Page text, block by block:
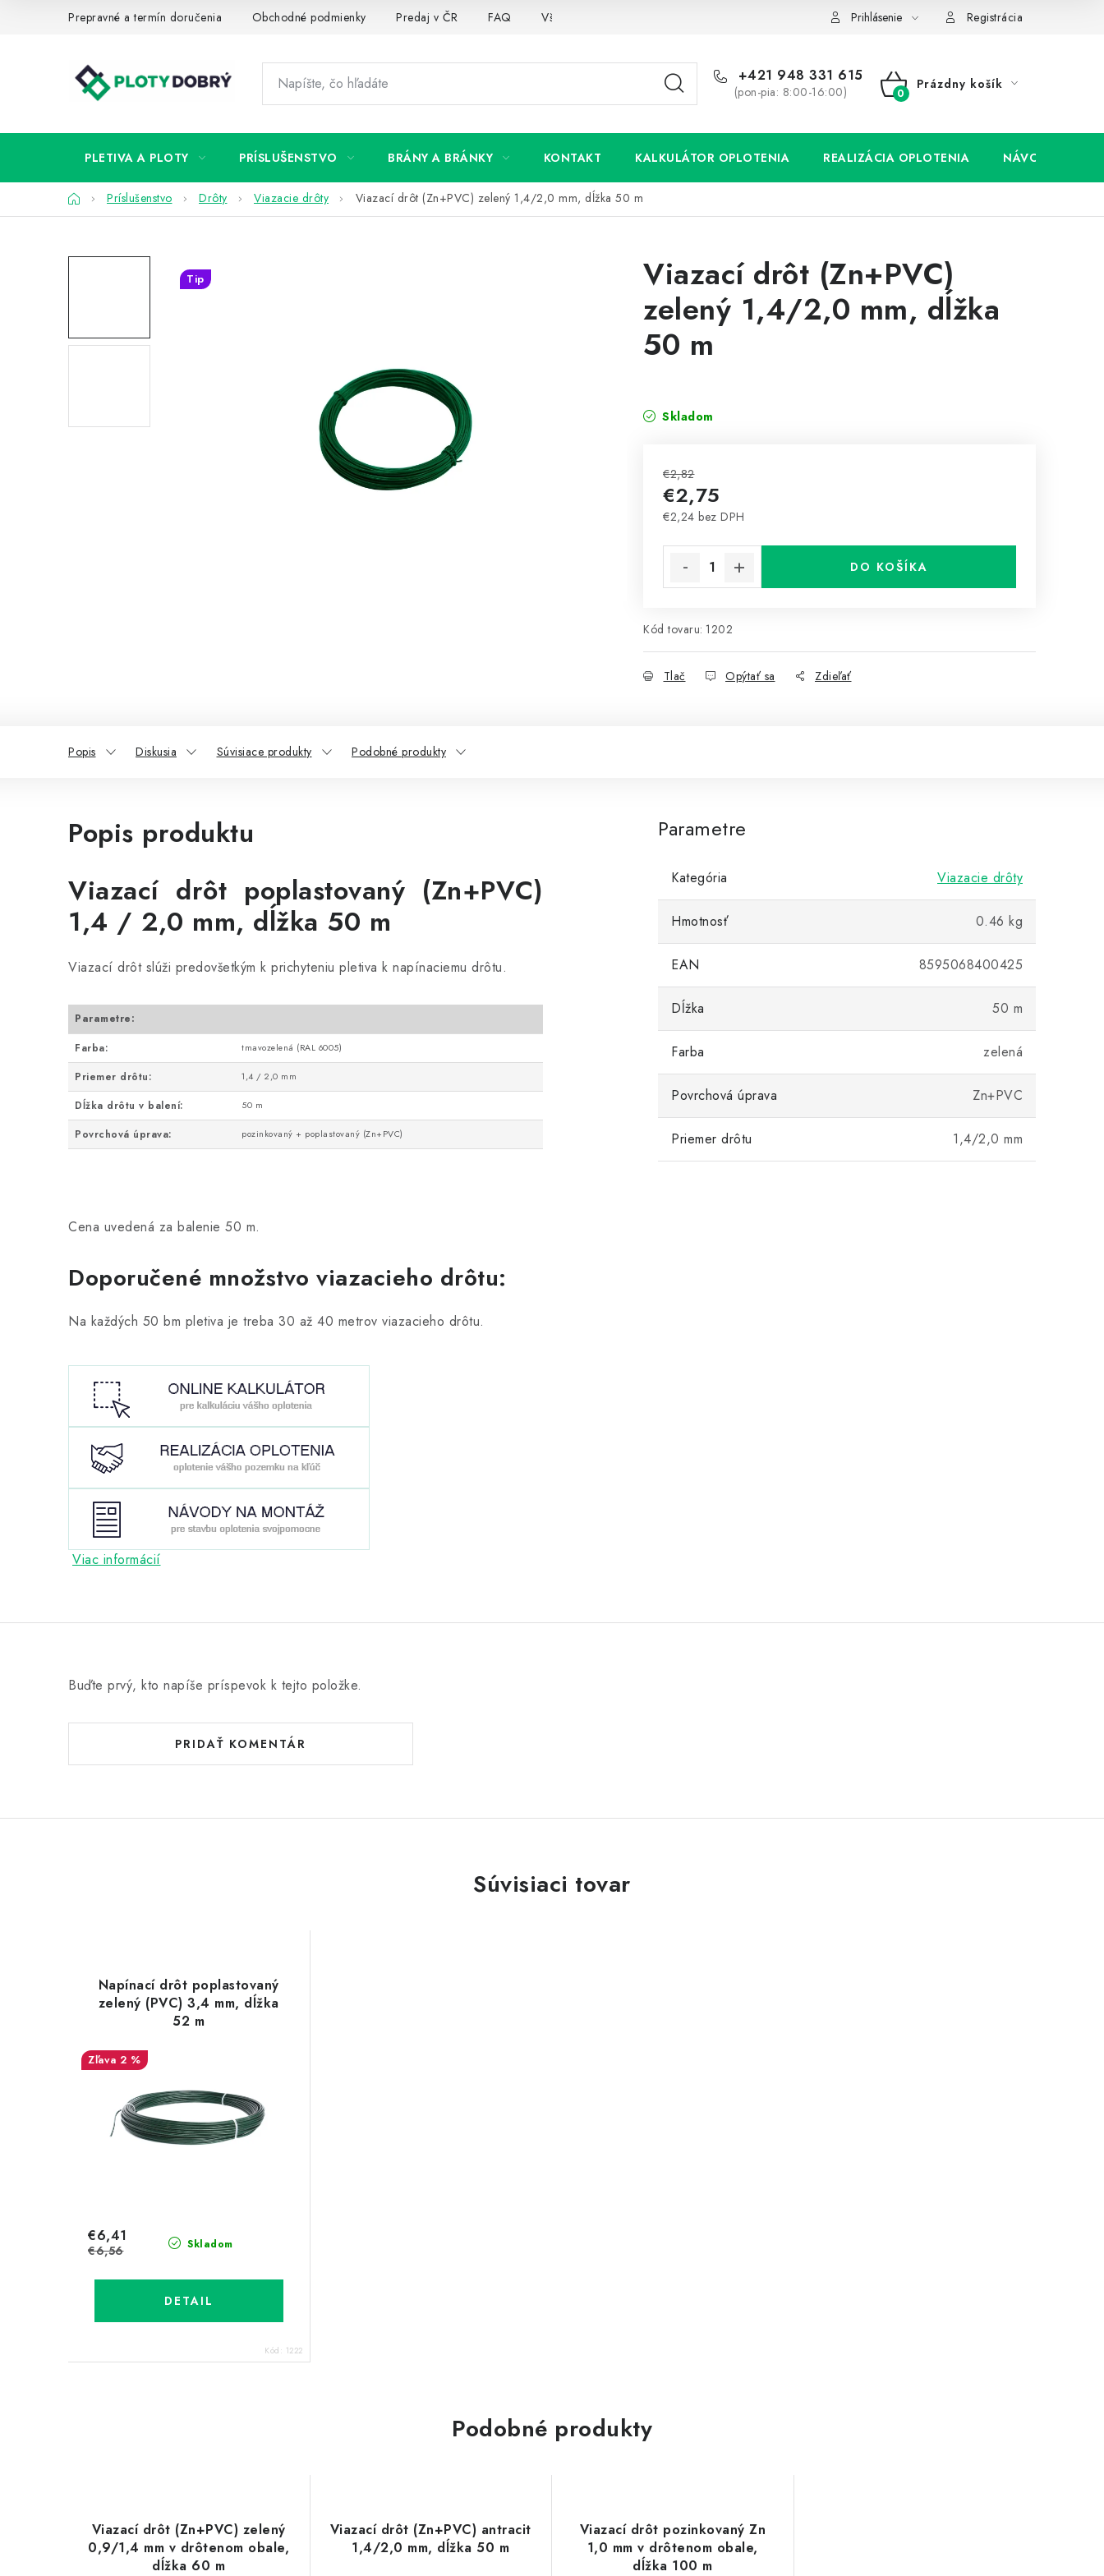
Prepravné a termín doručenia Obchodné podmienky Predaj v ČR FAQ Všetko o súboroch cookies Prihlásenie Registrácia
+421 948 331 615
(pon-pia: 8:00-16:00)
NÁKUPNÝ
Prázdny košík
PLETIVA A PLOTY PRÍSLUŠENSTVO BRÁNY A BRÁNKY KONTAKT KALKULÁTOR OPLOTENIA REALIZÁCIA OPLOTENIA NÁVODY
DomovPríslušenstvo Drôty Viazacie drôty Viazací drôt (Zn+PVC) zelený 1,4/2,0 mm, dĺžka 50 m
Viazací drôt (Zn+PVC)
zelený 1,4/2,0 mm, dĺžka
50 m
Skladom
€2,82
€2,75
€2,24 bez DPH
DO KOŠÍKA
Kód tovaru: 1202
Tlač Opýtať sa Zdieľať
Tip
Popis Diskusia Súvisiace produkty Podobné produkty
Popis produktu
Viazací drôt poplastovaný (Zn+PVC)
1,4 / 2,0 mm, dĺžka 50 m
Viazací drôt slúži predovšetkým k prichyteniu pletiva k napínaciemu drôtu.
Parametre:
Farba:
tmavozelená (RAL 6005)
Priemer drôtu: 1,4 / 2,0 mm
Dĺžka drôtu v balení: 50 m
Povrchová úprava: pozinkovaný + poplastovaný (Zn+PVC)
Cena uvedená za balenie 50 m.
Doporučené množstvo viazacieho drôtu:
Na každých 50 bm pletiva je treba 30 až 40 metrov viazacieho drôtu.
Parametre
Kategória Viazacie drôty
Hmotnosť 0.46 kg
EAN 8595068400425
Dĺžka 50 m
Farba zelená
Povrchová úprava Zn+PVC
Priemer drôtu 1,4/2,0 mm
Viac informácií
Buďte prvý, kto napíše príspevok k tejto položke.
PRIDAŤ KOMENTÁR
Súvisiaci tovar
Napínací drôt poplastovaný
zelený (PVC) 3,4 mm, dĺžka
52 m
2 %
Skladom
€6,41
€6,56
DETAIL
Kód: 1222
Podobné produkty
Viazací drôt (Zn+PVC) zelený
0,9/1,4 mm v drôtenom obale,
dĺžka 60 m
Viazací drôt (Zn+PVC) antracit
1,4/2,0 mm, dĺžka 50 m
Viazací drôt pozinkovaný Zn
1,0 mm v drôtenom obale,
dĺžka 100 m